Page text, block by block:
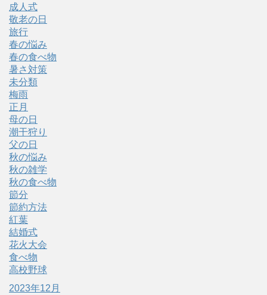
成人式
敬老の日
旅行
春の悩み
春の食べ物
暑さ対策
未分類
梅雨
正月
母の日
潮干狩り
父の日
秋の悩み
秋の雑学
秋の食べ物
節分
節約方法
紅葉
結婚式
花火大会
食べ物
高校野球
2023年12月